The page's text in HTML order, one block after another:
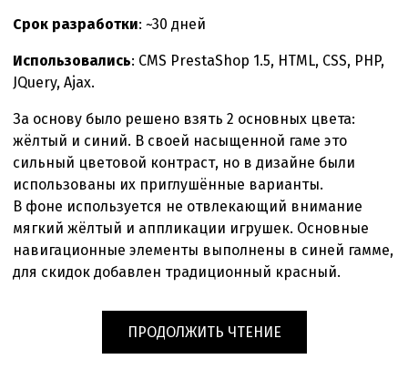
Срок разработки: ~30 дней
Использовались: CMS PrestaShop 1.5, HTML, CSS, PHP,
JQuery, Ajax.
За основу было решено взять 2 основных цвета:
жёлтый и синий. В своей насыщенной гаме это
сильный цветовой контраст, но в дизайне были
использованы их приглушённые варианты.
В фоне используется не отвлекающий внимание
мягкий жёлтый и аппликации игрушек. Основные
навигационные элементы выполнены в синей гамме,
для скидок добавлен традиционный красный.
ПРОДОЛЖИТЬ ЧТЕНИЕ«ИНТЕРНЕТ
МАГАЗИН